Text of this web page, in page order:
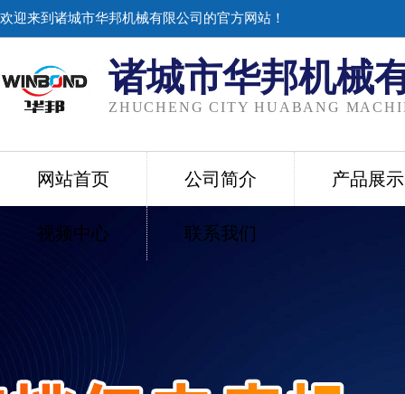
欢迎来到诸城市华邦机械有限公司的官方网站！
诸城市华邦机械
ZHUCHENG CITY HUABANG
网站首页 公司简介 产品展示
视频中心 联系我们